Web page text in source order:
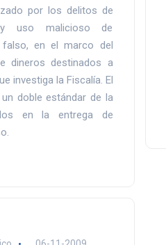
por los delitos de
uso malicioso de
falso, en el marco del
dineros destinados a
investiga la Fiscalía. El
doble estándar de la
en la entrega de